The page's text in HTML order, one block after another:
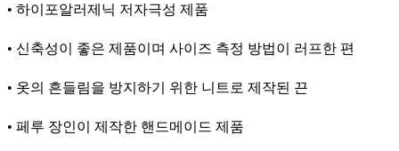
• 하이포알러제닉 저자극성 제품
• 신축성이 좋은 제품이며 사이즈 측정 방법이 러프한 편
• 옷의 흔들림을 방지하기 위한 니트로 제작된 끈
• 페루 장인이 제작한 핸드메이드 제품